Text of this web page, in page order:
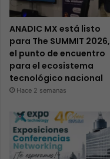
ANADIC MX está listo
para The SUMMIT 2026,
el punto de encuentro
para el ecosistema
tecnológico nacional
Hace 2 semanas